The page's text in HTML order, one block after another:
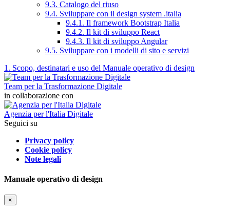
9.3. Catalogo del riuso
9.4. Sviluppare con il design system .italia
9.4.1. Il framework Bootstrap Italia
9.4.2. Il kit di sviluppo React
9.4.3. Il kit di sviluppo Angular
9.5. Sviluppare con i modelli di sito e servizi
1. Scopo, destinatari e uso del Manuale operativo di design
Team per la Trasformazione Digitale
in collaborazione con
Agenzia per l'Italia Digitale
Seguici su
Privacy policy
Cookie policy
Note legali
Manuale operativo di design
×